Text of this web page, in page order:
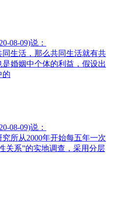
08-09)说：
生活，那么共同生活就有共
婚姻中个体的利益，假设出
的
08-09)说：
所从2000年开始每五年一次
关系”的实地调查，采用分层